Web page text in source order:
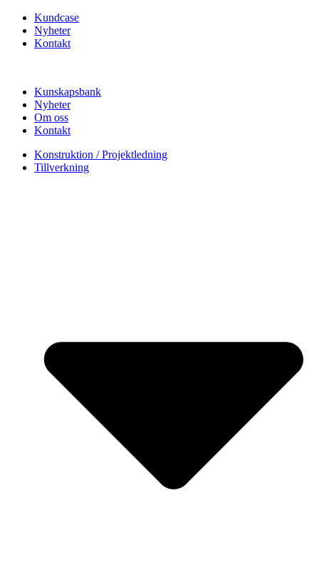
Hoppa
innehåll
Kundcase
Nyheter
Kontakt
Kunskapsbank
Nyheter
Om oss
Kontakt
Konstruktion / Projektledning
Tillverkning